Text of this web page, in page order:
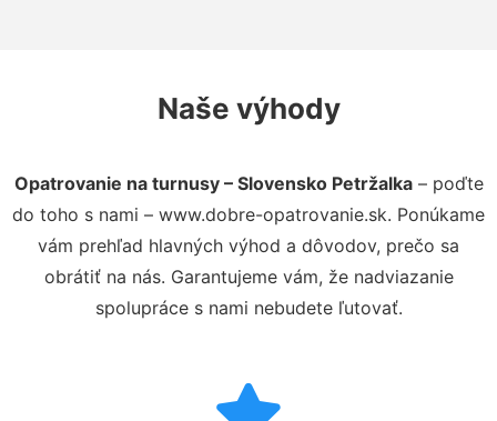
Naše výhody
Opatrovanie na turnusy – Slovensko Petržalka– poďte
do toho s nami – www.dobre-opatrovanie.sk. Ponúkame
vám prehľad hlavných výhod a dôvodov, prečo sa
obrátiť na nás. Garantujeme vám, že nadviazanie
spolupráce s nami nebudete ľutovať.